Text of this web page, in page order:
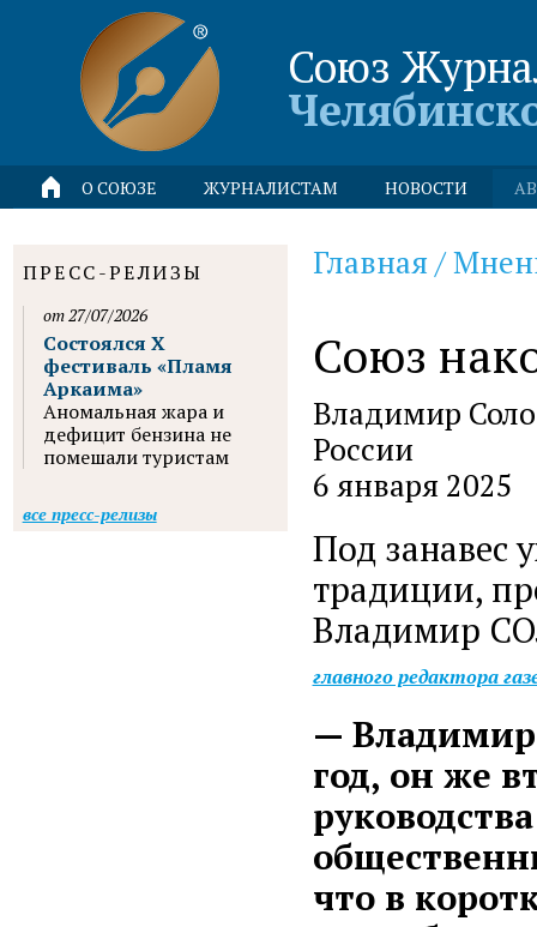
Союз
О СОЮЗЕ ЖУРНАЛИСТАМ НОВОСТИ
Главная /
Союз
Владимир
России
6 января 2025
Под занавес
традиции,
Владимир
главного редактора
— Владимир
год, он же
что в
ПРЕСС-РЕЛИЗЫ
от 27/07/2026
Состоялся X
фестиваль «Пламя
Аркаима»
Аномальная жара и
дефицит бензина не
помешали туристам
все пресс-релизы